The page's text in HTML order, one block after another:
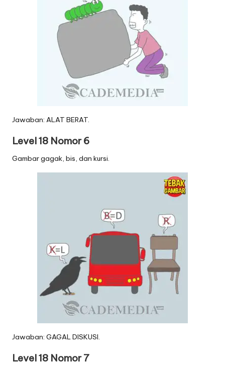
Jawaban: ALAT BERAT.
Level 18 Nomor 6
Gambar gagak, bis, dan kursi.
Jawaban: GAGAL DISKUSI.
Level 18 Nomor 7